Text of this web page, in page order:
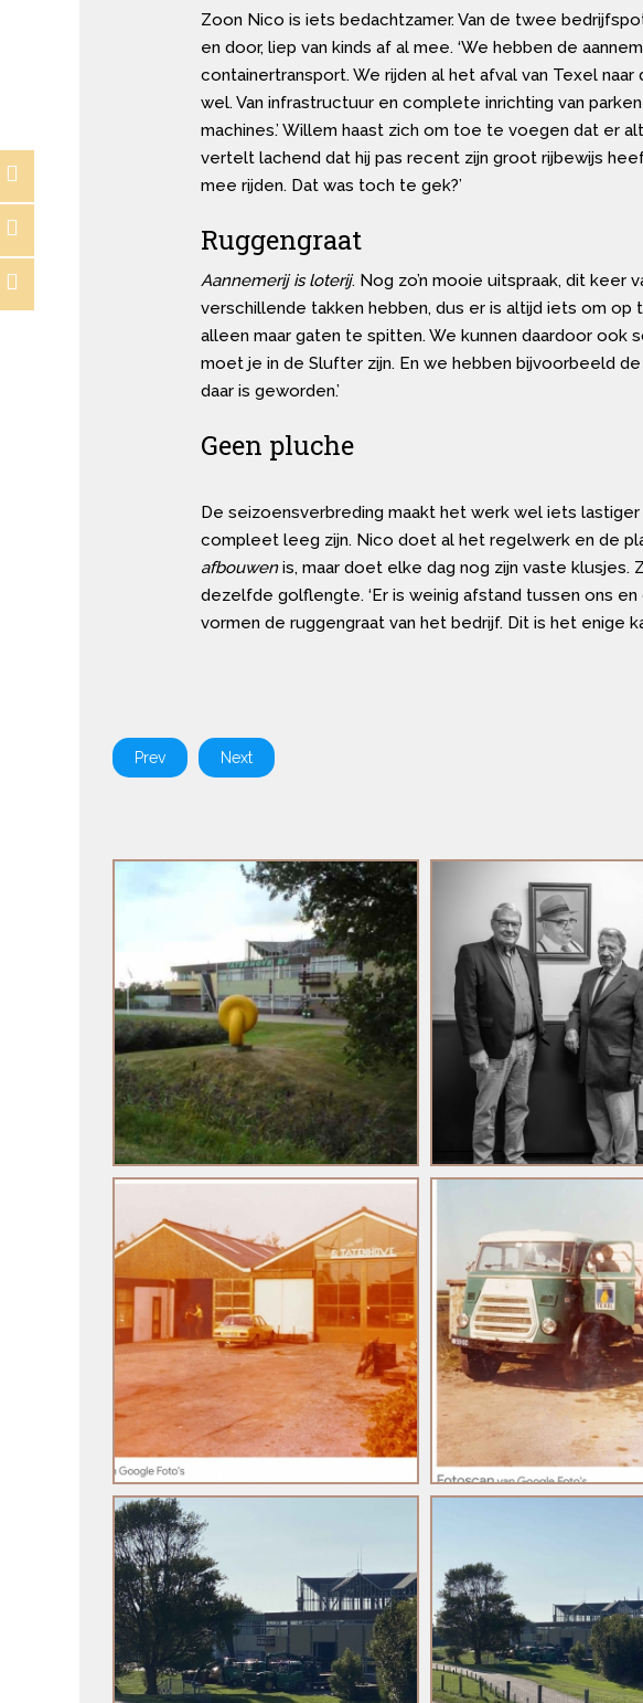
Zoon Nico is iets bedachtzamer. Van de twee
en door, liep van kinds af al mee. ‘We hebben de
containertransport. We rijden al het afval van Texel
wel. Van infrastructuur en complete inrichting van
machines.’ Willem haast zich om toe te voegen dat er
vertelt lachend dat hij pas recent zijn groot rijbewijs
mee rijden. Dat was toch te gek?’
Ruggengraat
Aannemerij is loterij. Nog zo’n mooie uitspraak, dit keer
verschillende takken hebben, dus er is altijd iets om
alleen maar gaten te spitten. We kunnen daardoor ook
moet je in de Slufter zijn. En we hebben bijvoorbeeld
daar is geworden.’
Geen pluche
De seizoensverbreding maakt het werk wel iets
compleet leeg zijn. Nico doet al het regelwerk en de
afbouwenis, maar doet elke dag nog zijn vaste klusjes.
dezelfde golflengte. ‘Er is weinig afstand tussen ons
vormen de ruggengraat van het bedrijf. Dit is het enige
Prev Next